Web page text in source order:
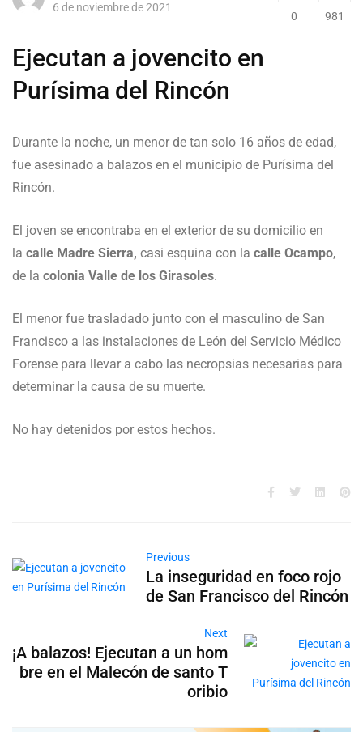
6 de noviembre de 2021
0 981
Ejecutan a jovencito en
Purísima del Rincón
Durante la noche, un menor de tan solo 16 años de edad,
fue asesinado a balazos en el municipio de Purísima del
Rincón.
El joven se encontraba en el exterior de su domicilio en
la calle Madre Sierra, casi esquina con la calle Ocampo,
de la colonia Valle de los Girasoles.
El menor fue trasladado junto con el masculino de San
Francisco a las instalaciones de León del Servicio Médico
Forense para llevar a cabo las necropsias necesarias para
determinar la causa de su muerte.
No hay detenidos por estos hechos.
Previous
La inseguridad en foco rojo
de San Francisco del Rincón
Next
¡A balazos! Ejecutan a un hom
bre en el Malecón de santo T
oribio